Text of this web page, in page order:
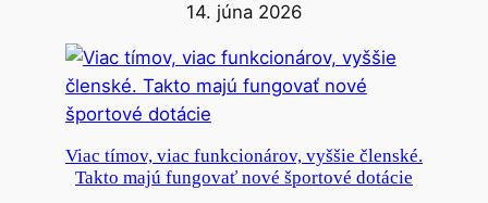
14. júna 2026
Viac tímov, viac funkcionárov, vyššie členské.
Takto majú fungovať nové športové dotácie